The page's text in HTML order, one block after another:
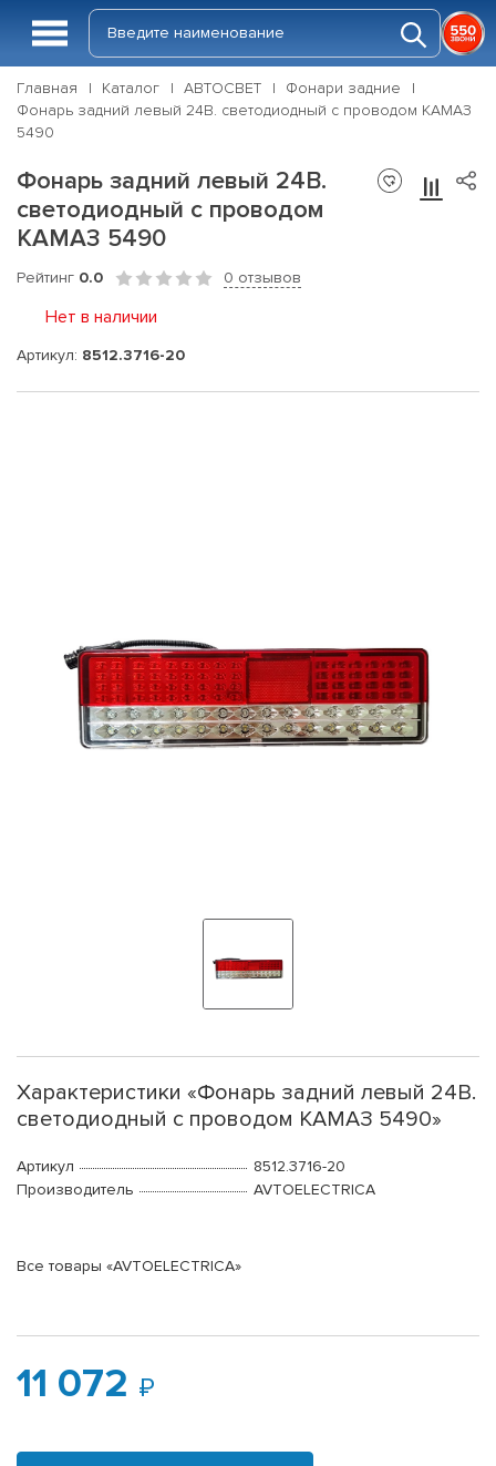
Главная Каталог АВТОСВЕТ
Фонари задние
Фонарь задний левый 24В. светодиодный с проводом КАМАЗ
5490
Фонарь задний левый 24В.
светодиодный с проводом
КАМАЗ 5490
Рейтинг 0.0 0 отзывов
Нет в наличии
Артикул: 8512.3716-20
Характеристики «Фонарь задний левый 24В.
светодиодный с проводом КАМАЗ 5490»
Артикул
8512.3716-20
Производитель
AVTOELECTRICA
Все товары «AVTOELECTRICA»
11 072